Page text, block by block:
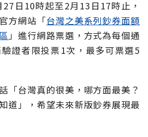
日10時起至2月13日17時止，
方網站「台灣之美系列鈔券面額
」進行網路票選，方式為每個通
證者限投票1次，最多可票選5
「台灣真的很美，哪方面最美？
道」，希望未來新版鈔券展現最